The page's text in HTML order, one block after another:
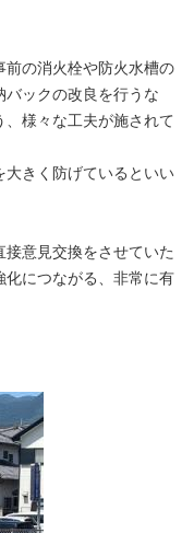
の消火栓や防火水槽の
ックの改良を行うな
、様々な工夫が施されて
大きく防げているといい
意見交換をさせていた
化につながる、非常に有